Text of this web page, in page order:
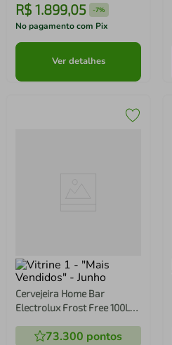
R$ 1.899,05 -7%
No pagamento com Pix
Ver detalhes
Cervejeira Home Bar
Electrolux Frost Free 100L
73.300 pontos